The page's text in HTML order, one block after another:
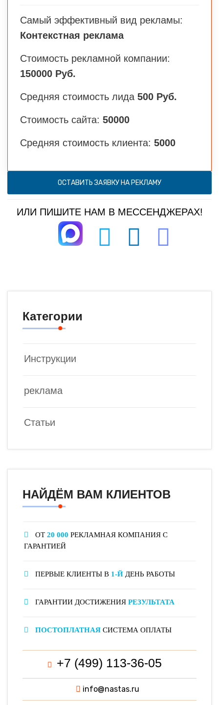
Самый эффективный вид рекламы:
Контекстная реклама
Стоимость рекламной компании:
150000 Руб.
Средняя стоимость лида 500 Руб.
Стоимость сайта: 50000
Средняя стоимость клиента: 5000
ОСТАВИТЬ ЗАЯВКУ НА РЕКЛАМУ
ИЛИ ПИШИТЕ НАМ В МЕССЕНДЖЕРАХ!
Категории
Инструкции
реклама
Статьи
НАЙДЁМ ВАМ КЛИЕНТОВ
ОТ 20 000 РЕКЛАМНАЯ КОМПАНИЯ С
ГАРАНТИЕЙ
ПЕРВЫЕ КЛИЕНТЫ В 1-Й ДЕНЬ РАБОТЫ
ГАРАНТИИ ДОСТИЖЕНИЯ РЕЗУЛЬТАТА
ПОСТОПЛАТНАЯ СИСТЕМА ОПЛАТЫ
+7 (499) 113-36-05
info@nastas.ru